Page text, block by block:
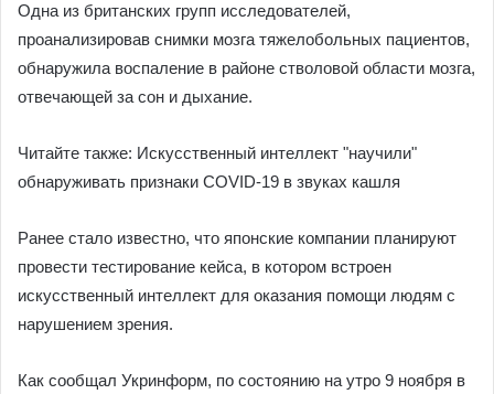
Одна из британских групп исследователей,
проанализировав снимки мозга тяжелобольных пациентов,
обнаружила воспаление в районе стволовой области мозга,
отвечающей за сон и дыхание.
Читайте также: Искусственный интеллект "научили"
обнаруживать признаки COVID-19 в звуках кашля
Ранее стало известно, что японские компании планируют
провести тестирование кейса, в котором встроен
искусственный интеллект для оказания помощи людям с
нарушением зрения.
Как сообщал Укринформ, по состоянию на утро 9 ноября в